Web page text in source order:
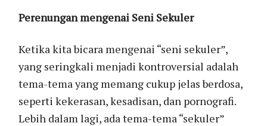
Perenungan mengenai Seni Sekuler
Ketika kita bicara mengenai “seni sekuler”,
yang seringkali menjadi kontroversial adalah
tema-tema yang memang cukup jelas berdosa,
seperti kekerasan, kesadisan, dan pornografi.
Lebih dalam lagi, ada tema-tema “sekuler”